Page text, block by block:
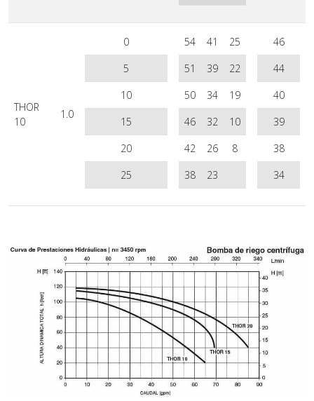
THOR
10
1.0
0
5
10
15
20
25
54 41
25
51
39
22
50
34
19
46
32
10
42
26
8
38
23
46
44
40
39
38
34